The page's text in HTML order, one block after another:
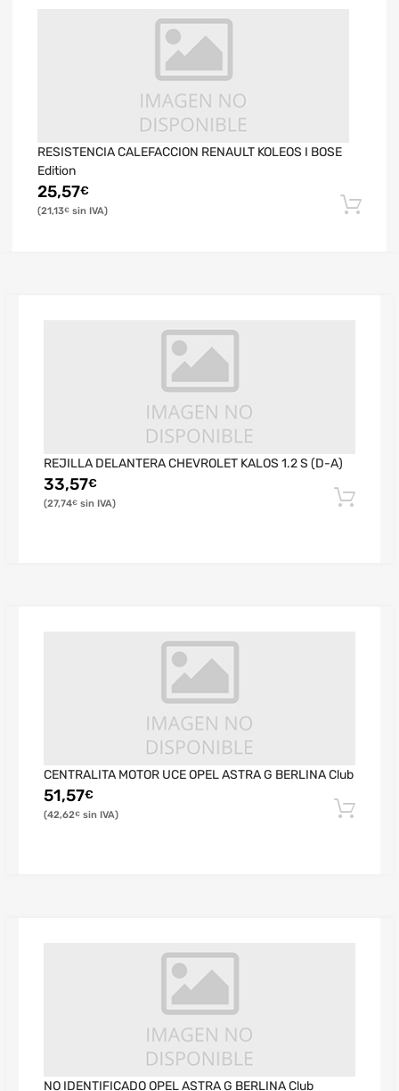
RESISTENCIA CALEFACCION RENAULT KOLEOS I BOSE
Edition
25,57€
21,13€
REJILLA DELANTERA CHEVROLET KALOS 1.2 S (D-A)
33,57€
27,74€
CENTRALITA MOTOR UCE OPEL ASTRA G BERLINA Club
51,57€
42,62€
NO IDENTIFICADO OPEL ASTRA G BERLINA Club